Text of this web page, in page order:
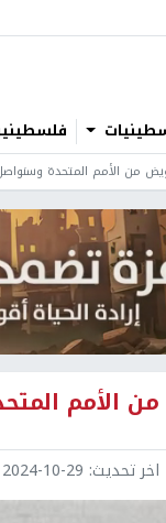
فلسطينيو
من الأمم المتحدة
من الأمم
اخر تحديث: 2024-10-29 18:20